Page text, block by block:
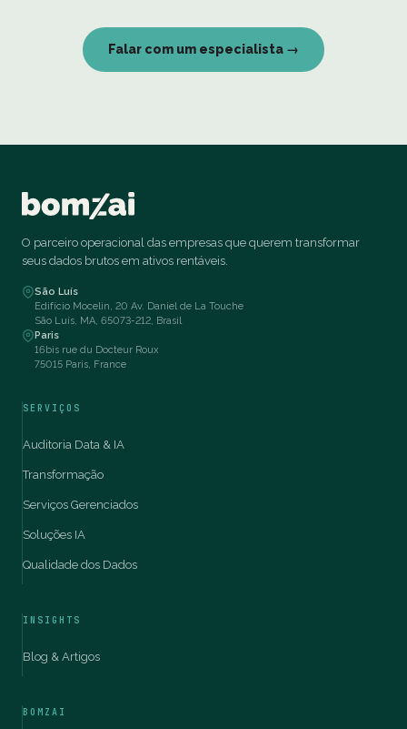
Falar com um especialista →
O parceiro operacional das empresas que querem transformar
seus dados brutos em ativos rentáveis.
São Luís
Edifício Mocelin, 20 Av. Daniel de La Touche
São Luís, MA, 65073-212, Brasil
Paris
16bis rue du Docteur Roux
75015 Paris, France
SERVIÇOS
Auditoria Data & IA
Transformação
Serviços Gerenciados
Soluções IA
Qualidade dos Dados
INSIGHTS
Blog & Artigos
BOMZAI